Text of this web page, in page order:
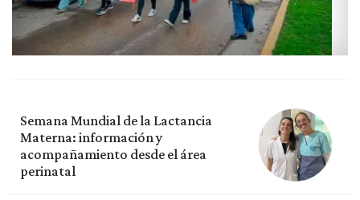
Semana Mundial de la Lactancia
Materna: información y
acompañamiento desde el área
perinatal